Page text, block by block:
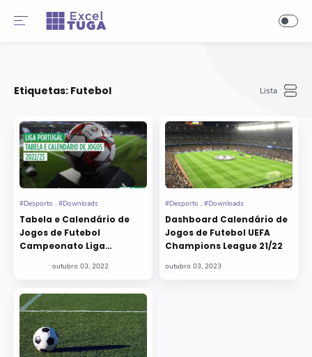
Etiquetas: Futebol
Tabela e Calendário de
Jogos de Futebol
Campeonato Liga
Dashboard Calendário de
Jogos de Futebol UEFA
Champions League 21/22